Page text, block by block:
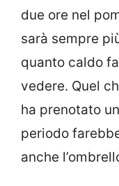
due ore nel
sarà sempre
quanto caldo
vedere. Quel
ha prenotato
periodo
anche